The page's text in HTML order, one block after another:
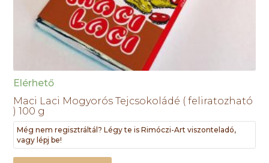
Elérhető
Maci Laci Mogyorós Tejcsokoládé ( feliratozható
) 100 g
Még nem regisztráltál? Légy te is Rimóczi-Art viszonteladó,
vagy lépj be!